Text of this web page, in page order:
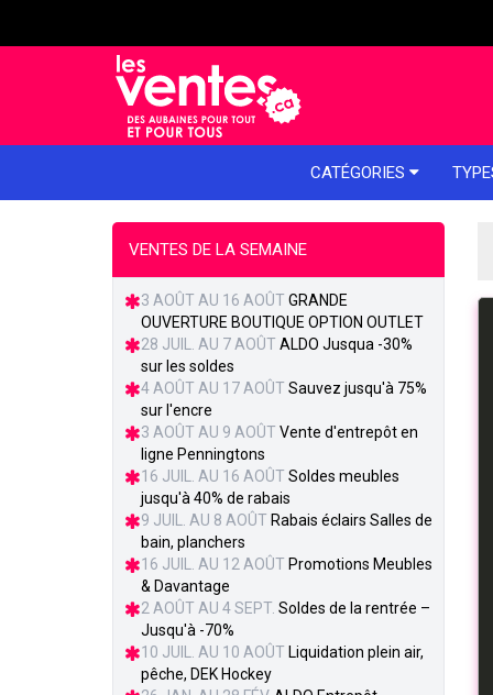
CATÉGORIES
VENTES DE LA SEMAINE
3 AOÛT AU 16 AOÛT GRANDE
OUVERTURE BOUTIQUE OPTION OUTLET
28 JUIL. AU 7 AOÛT ALDO Jusqua -30%
sur les soldes
4 AOÛT AU 17 AOÛT Sauvez jusqu'à 75%
sur l'encre
3 AOÛT AU 9 AOÛT Vente d'entrepôt en
ligne Penningtons
16 JUIL. AU 16 AOÛT Soldes meubles
jusqu'à 40% de rabais
9 JUIL. AU 8 AOÛT Rabais éclairs Salles de
bain, planchers
16 JUIL. AU 12 AOÛT Promotions Meubles
& Davantage
2 AOÛT AU 4 SEPT. Soldes de la rentrée –
Jusqu'à -70%
10 JUIL. AU 10 AOÛT Liquidation plein air,
pêche, DEK Hockey